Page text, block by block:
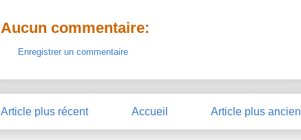
Aucun commentaire:
Enregistrer un commentaire
Article plus récent Article plus ancien
Accueil